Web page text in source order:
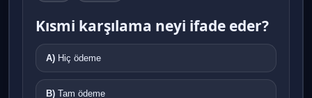
Kısmi karşılama neyi ifade eder?
A) Hiç ödeme
B) Tam ödeme